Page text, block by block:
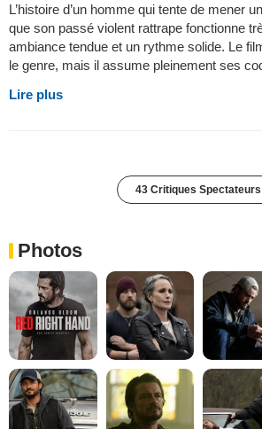
L’histoire d’un homme qui tente de mener
que son passé violent rattrape fonctionne
ambiance tendue et un rythme solide. Le
le genre, mais il assume pleinement ses
Lire plus
43 Critiques Spectateurs
Photos